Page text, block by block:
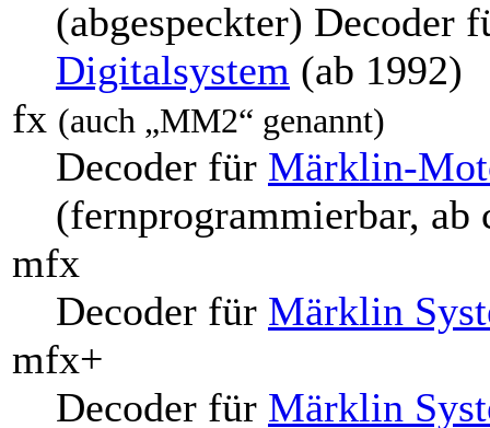
(abgespeckter) Decoder
Digitalsystem (ab 1992)
fx (auch „MM2“ genannt)
Decoder für Märklin-
(fernprogrammierbar, ab
mfx
Decoder für Märklin
mfx+
Decoder für Märklin